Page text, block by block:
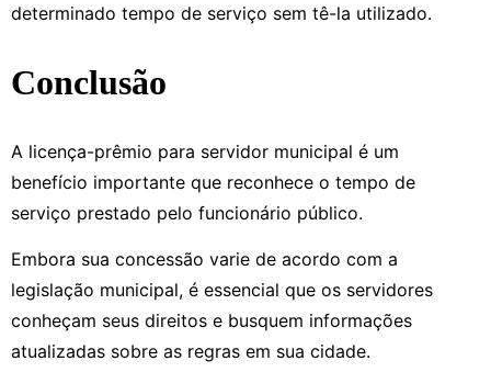
determinado tempo de serviço sem tê-la utilizado.
Conclusão
A licença-prêmio para servidor municipal é um
benefício importante que reconhece o tempo de
serviço prestado pelo funcionário público.
Embora sua concessão varie de acordo com a
legislação municipal, é essencial que os servidores
conheçam seus direitos e busquem informações
atualizadas sobre as regras em sua cidade.